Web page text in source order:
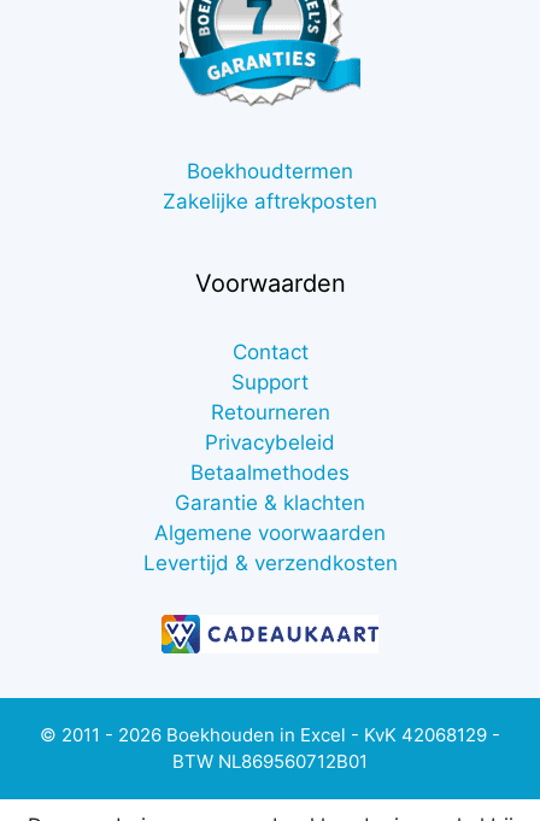
Boekhoudtermen
Zakelijke aftrekposten
Voorwaarden
Contact
Support
Retourneren
Privacybeleid
Betaalmethodes
Garantie & klachten
Algemene voorwaarden
Levertijd & verzendkosten
© 2011 - 2026 Boekhouden in Excel - KvK 42068129 -
BTW NL869560712B01